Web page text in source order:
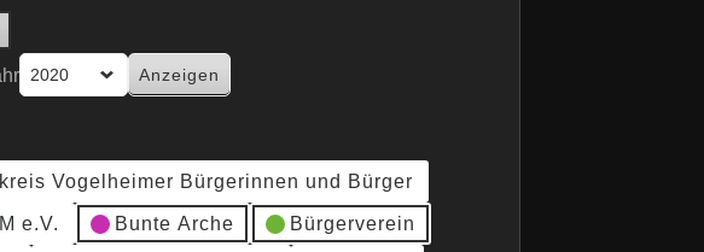
Vogelheimer Bürgerinnen und Bürger
e.V. Bunte Arche Bürgerverein